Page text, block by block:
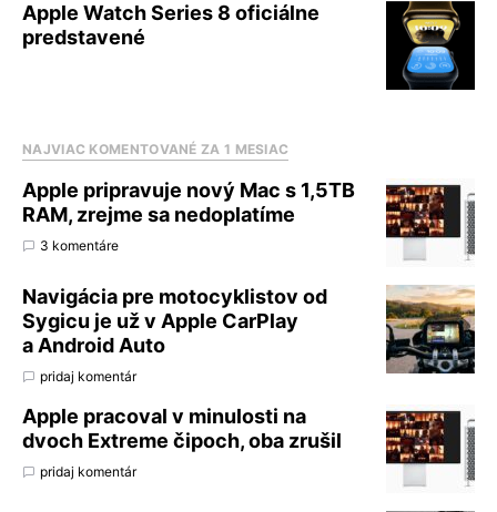
Apple Watch Series 8 oficiálne
predstavené
NAJVIAC KOMENTOVANÉ ZA 1 MESIAC
Apple pripravuje nový Mac s 1,5TB
RAM, zrejme sa nedoplatíme
3 komentáre
Navigácia pre motocyklistov od
Sygicu je už v Apple CarPlay
a Android Auto
pridaj komentár
Apple pracoval v minulosti na
dvoch Extreme čipoch, oba zrušil
pridaj komentár